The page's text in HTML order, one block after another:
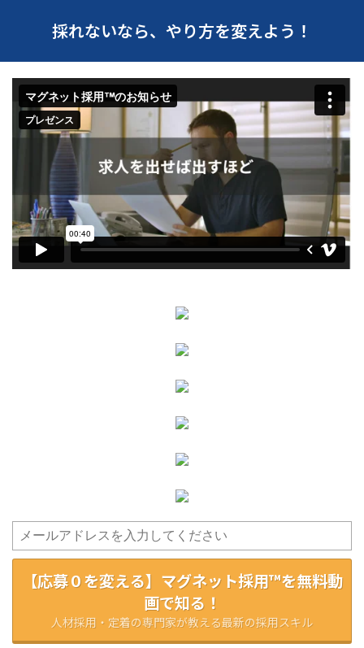
採れないなら、やり方を変えよう！
【応募０を変える】マグネット採用™を無料動
画で知る！
人材採用・定着の専門家が教える最新の採用スキル